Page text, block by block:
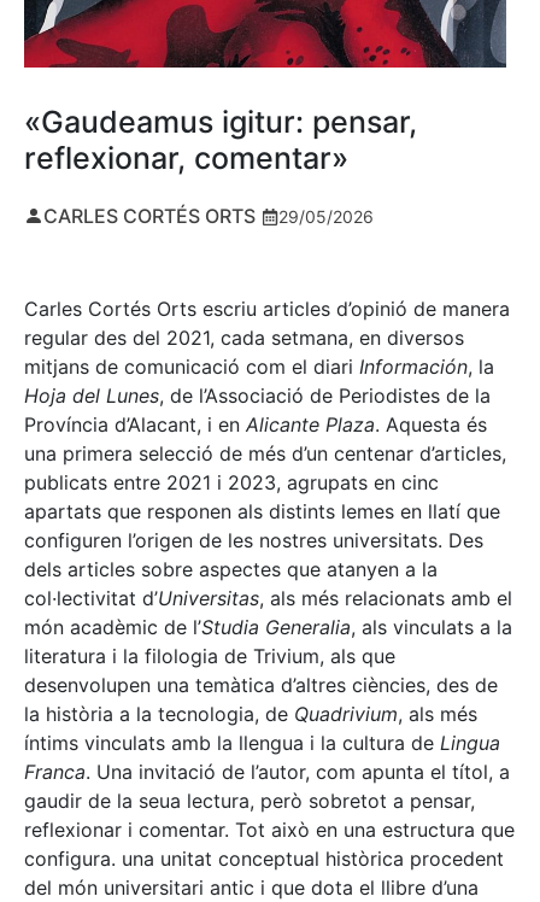
«Gaudeamus igitur: pensar,
reflexionar, comentar»
CARLES CORTÉS ORTS 29/05/2026
Carles Cortés Orts escriu articles d’opinió de manera
regular des del 2021, cada setmana, en diversos
mitjans de comunicació com el diari Información, la
Hoja del Lunes, de l’Associació de Periodistes de la
Província d’Alacant, i en Alicante Plaza. Aquesta és
una primera selecció de més d’un centenar d’articles,
publicats entre 2021 i 2023, agrupats en cinc
apartats que responen als distints lemes en llatí que
configuren l’origen de les nostres universitats. Des
dels articles sobre aspectes que atanyen a la
col·lectivitat d’Universitas, als més relacionats amb el
món acadèmic de l’Studia Generalia, als vinculats a la
literatura i la filologia de Trivium, als que
desenvolupen una temàtica d’altres ciències, des de
la història a la tecnologia, de Quadrivium, als més
íntims vinculats amb la llengua i la cultura de Lingua
Franca. Una invitació de l’autor, com apunta el títol, a
gaudir de la seua lectura, però sobretot a pensar,
reflexionar i comentar. Tot això en una estructura que
configura. una unitat conceptual històrica procedent
del món universitari antic i que dota el llibre d’una